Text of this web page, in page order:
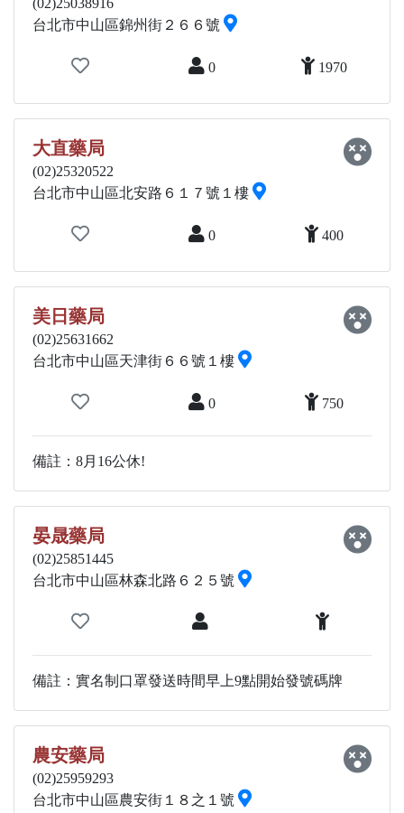
(02)25038916
台北市中山區錦州街２６６號
0 1970
大直藥局
(02)25320522
台北市中山區北安路６１７號１樓
0 400
美日藥局
(02)25631662
台北市中山區天津街６６號１樓
0 750
備註：8月16公休!
晏晟藥局
(02)25851445
台北市中山區林森北路６２５號
備註：實名制口罩發送時間早上9點開始發號碼牌
農安藥局
(02)25959293
台北市中山區農安街１８之１號